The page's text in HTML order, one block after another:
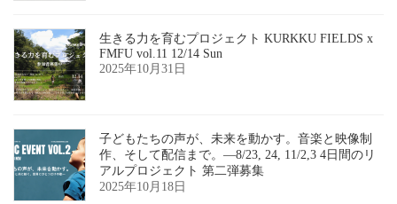
生きる力を育むプロジェクト KURKKU FIELDS x
FMFU vol.11 12/14 Sun
2025年10月31日
子どもたちの声が、未来を動かす。音楽と映像制
作、そして配信まで。―8/23, 24, 11/2,3 4日間のリ
アルプロジェクト 第二弾募集
2025年10月18日